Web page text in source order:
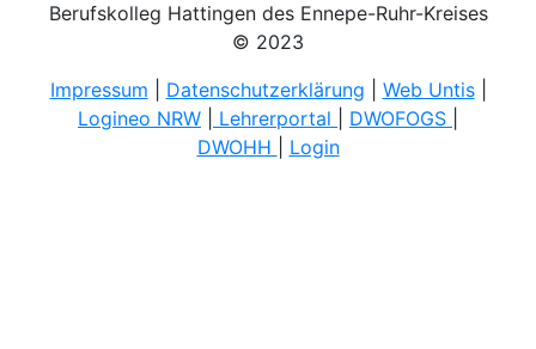
Berufskolleg Hattingen des Ennepe-Ruhr-Kreises
© 2023
Impressum
Datenschutzerklärung Web Untis|
Logineo NRW
Lehrerportal DWOFOGS
DWOHH
Login